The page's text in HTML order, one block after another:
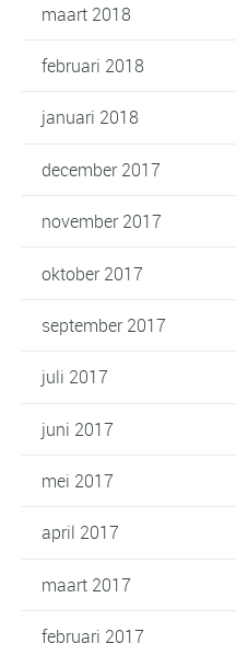
maart 2018
februari 2018
januari 2018
december 2017
november 2017
oktober 2017
september 2017
juli 2017
juni 2017
mei 2017
april 2017
maart 2017
februari 2017